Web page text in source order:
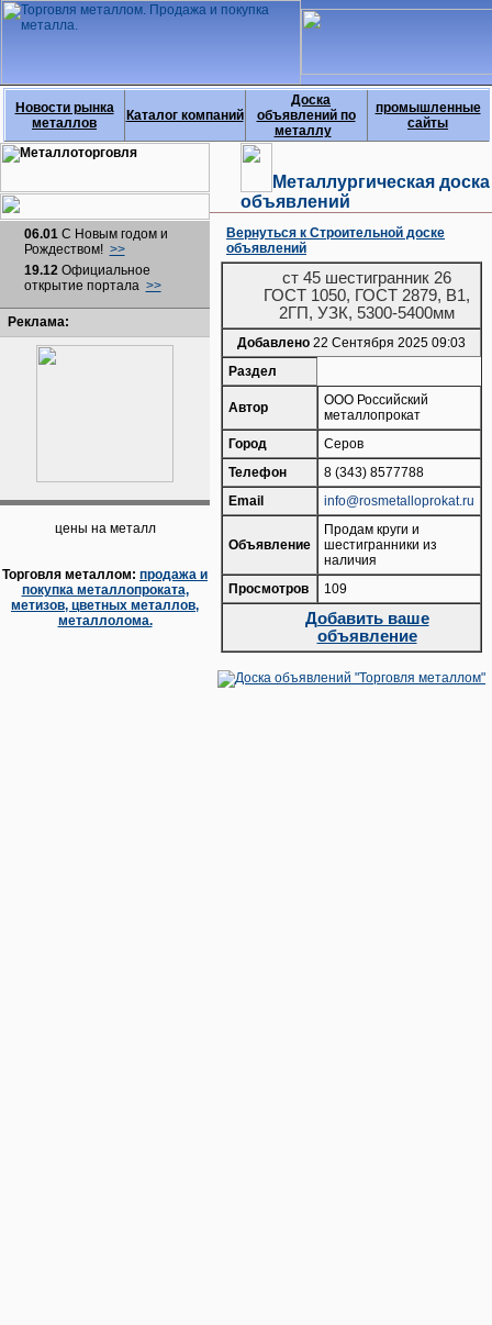
Новости рынка
металлов
Каталог компаний
Доска
объявлений по
металлу
промышленные
сайты
06.01С Новым годом и
Рождеством! >>
19.12Официальное
открытие портала >>
Реклама:
цены на металл
Торговля металлом: продажа и
покупка металлопроката,
метизов, цветных металлов,
металлолома.
Металлургическая доска
объявлений
Вернуться к Строительной доске
объявлений
ст 45 шестигранник 26
ГОСТ 1050, ГОСТ 2879, В1,
2ГП, УЗК, 5300-5400мм
Добавлено 22 Сентября 2025 09:03
Раздел
Автор
ООО Российский
металлопрокат
Город
Серов
Телефон
8 (343) 8577788
Email
info@rosmetalloprokat.ru
Объявление
Продам круги и
шестигранники из
наличия
Просмотров
109
Добавить ваше
объявление